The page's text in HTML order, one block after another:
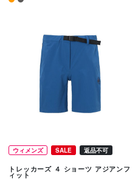
ウィメンズ SALE 返品不可
トレッカーズ ４ ショーツ アジアンフ
ィット